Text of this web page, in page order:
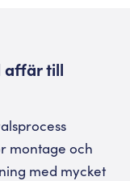
affär till
montage och
med mycket